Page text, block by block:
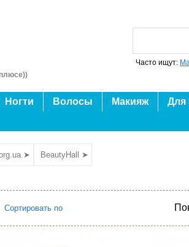
Часто ищут:
Ногти Волосы Макияж Для
➤ BeautyHall ➤
Сортировать по